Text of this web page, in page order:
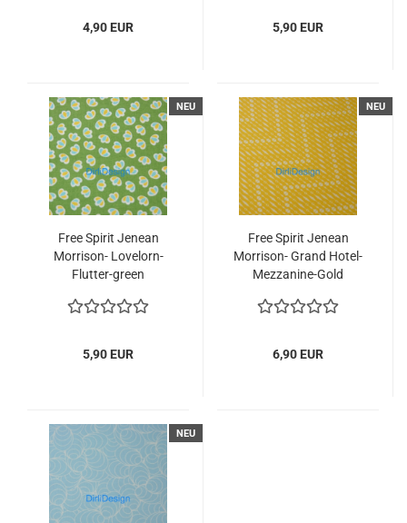
4,90 EUR 5,90 EUR
NEU
Free Spirit Jenean
Morrison- Lovelorn-
Flutter-green
5,90 EUR
NEU
Free Spirit Jenean
Morrison- Grand Hotel-
Mezzanine-Gold
6,90 EUR
NEU